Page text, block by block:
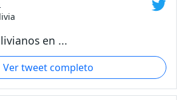
en ...
Ver tweet completo